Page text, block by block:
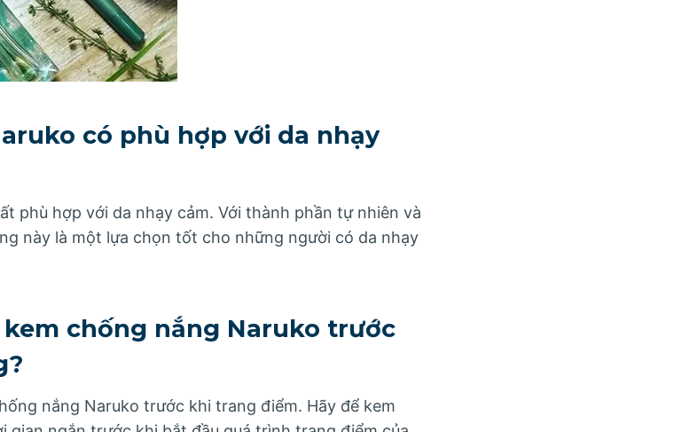
có phù hợp với da nhạy
phù hợp với da nhạy cảm. Với thành phần tự nhiên và
này là một lựa chọn tốt cho những người có da nhạy
chống nắng Naruko trước
nắng Naruko trước khi trang điểm. Hãy để kem